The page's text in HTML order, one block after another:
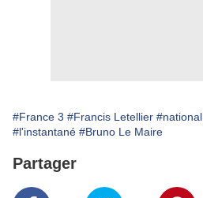
#France 3 #Francis Letellier #national
#l'instantané #Bruno Le Maire
Partager